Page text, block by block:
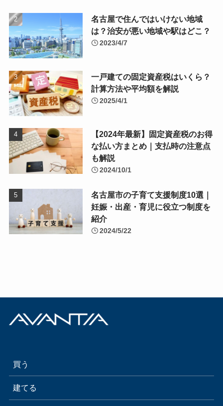
名古屋で住んではいけない地域
は？治安が悪い地域や駅はどこ？
2023/4/7
一戸建ての固定資産税はいくら？
計算方法や平均額を解説
2025/4/1
【2024年最新】固定資産税のお得
な払い方まとめ｜支払時の注意点
も解説
2024/10/1
名古屋市の子育て支援制度10選｜
妊娠・出産・育児に役立つ制度を
紹介
2024/5/22
買う
建てる